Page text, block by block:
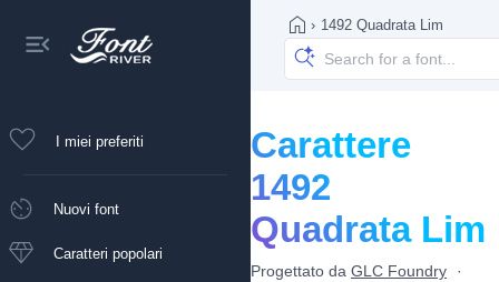
I miei preferiti
Nuovi font
Caratteri popolari
› 1492 Quadrata Lim
Carattere
1492
Quadrata Lim
Progettato da GLC Foundry